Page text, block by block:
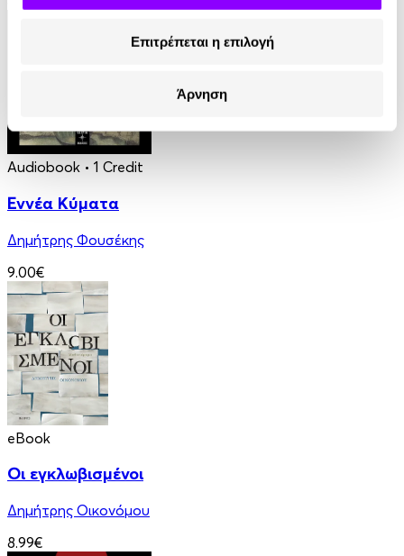
Επιτρέπεται η επιλογή
Άρνηση
Audiobook • 1 Credit
Εννέα Κύματα
Δημήτρης Φουσέκης
9.00€
eBook
Οι εγκλωβισμένοι
Δημήτρης Οικονόμου
8.99€